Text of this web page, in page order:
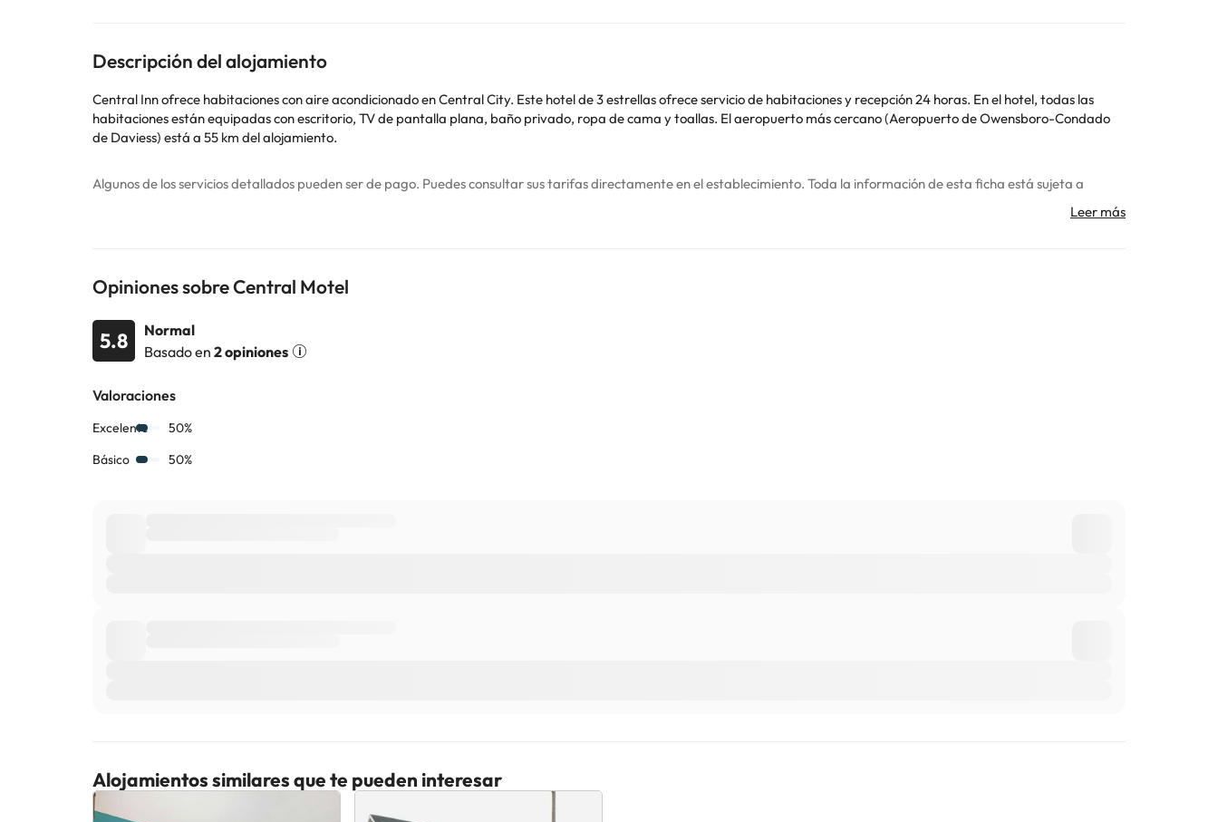
Descripción del alojamiento
Central Inn ofrece habitaciones con aire acondicionado en Central City. Este hotel de 3 estrellas ofrece servicio de habitaciones y recepción 24 horas. En el hotel, todas las
habitaciones están equipadas con escritorio, TV de pantalla plana, baño privado, ropa de cama y toallas. El aeropuerto más cercano (Aeropuerto de Owensboro-Condado
de Daviess) está a 55 km del alojamiento.
Algunos de los servicios detallados pueden ser de pago. Puedes consultar sus tarifas directamente en el establecimiento. Toda la información de esta ficha está sujeta a
Opiniones sobre Central Motel
5.8
Normal
Basado en 2 opiniones
Alojamientos similares que te pueden interesar